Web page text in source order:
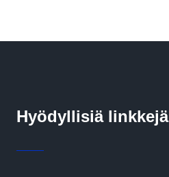
Hyödyllisiä linkkejä